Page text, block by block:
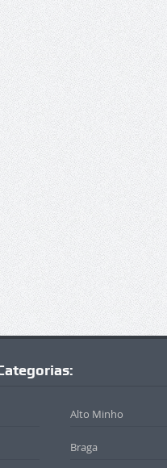
Alto Minho
Braga